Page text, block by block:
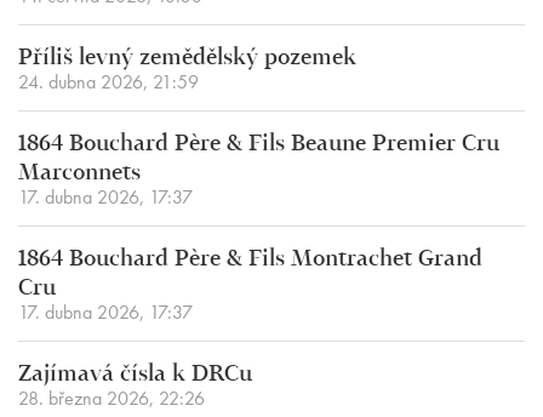
Příliš levný zemědělský pozemek
24. dubna 2026, 21:59
1864 Bouchard Père & Fils Beaune Premier Cru
Marconnets
17. dubna 2026, 17:37
1864 Bouchard Père & Fils Montrachet Grand
Cru
17. dubna 2026, 17:37
Zajímavá čísla k DRCu
28. března 2026, 22:26